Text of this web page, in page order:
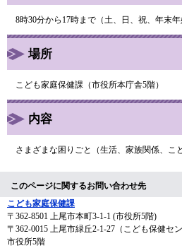
8時30分から17時まで（土、日、祝、年末年
場所
こども家庭保健課（市役所本庁舎5階）
内容
さまざまな困りごと（生活、家族関係、こ
このページに関するお問い合わせ先
こども家庭保健課
〒362-8501 上尾市本町3-1-1 (市役所5階)
〒362-0015 上尾市緑丘2-1-27（こども保健セン
市役所5階